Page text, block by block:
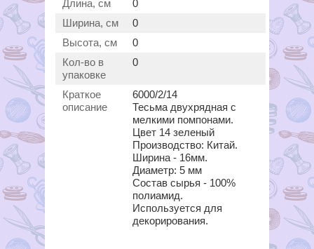
Длина, см
0
Ширина, см
0
Высота, см
0
Кол-во в
упаковке
0
Краткое
описание
6000/2/14
Тесьма двухрядная с
мелкими помпонами.
Цвет 14 зеленый
Производство: Китай.
Ширина - 16мм.
Диаметр: 5 мм
Состав сырья - 100%
полиамид.
Используется для
декорирования.